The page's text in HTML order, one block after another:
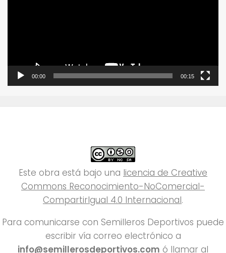
00:00 00:15
Este obra está bajo una licencia de Creative
Commons Reconocimiento-NoComercial-
CompartirIgual 4.0 Internacional.
Para comunicarse con Semilleros Deportivos puede
escribir vía correo electrónico a
info@semillerosdeportivos.com ó llamar al